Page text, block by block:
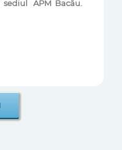
sediul APM Bacău.